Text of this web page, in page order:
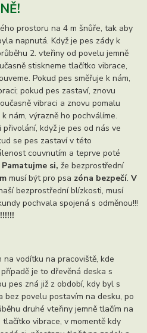
prostoru na 4 m šnůře, tak aby
napnutá. Když je pes zády k
2. vteřiny od povelu jemně
stiskneme tlačítko vibrace,
Pokud pes směřuje k nám,
pokud pes zastaví, znovu
vibraci a znovu pomalu
nám, výrazně ho pochválíme.
přivolání, když je pes od nás ve
se pes zastaví v této
couvnutím a teprve poté
Pamatujme si,že bezprostřední
musí být pro psa zóna bezpečí. V
bezprostřední blízkosti, musí
pochvala spojená s odměnou!!!
vodítku na pracoviště, kde
je to dřevěná deska s
pes zná již z období, kdy byl s
bez povelu postavím na desku, po
druhé vteřiny jemně tlačím na
vibrace, v momentě kdy